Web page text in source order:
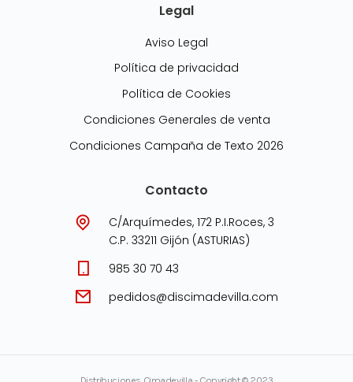
Legal
Aviso Legal
Política de privacidad
Política de Cookies
Condiciones Generales de venta
Condiciones Campaña de Texto 2026
Contacto
C/Arquímedes, 172 P.I.Roces, 3
C.P. 33211 Gijón (ASTURIAS)
985 30 70 43
pedidos@discimadevilla.com